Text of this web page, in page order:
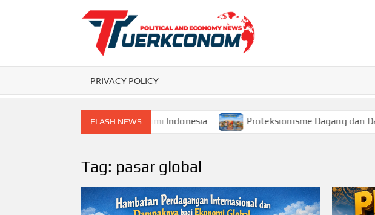
PRIVACY POLICY
FLASH NEWS
Pembangunan Ekonomi Indonesia Proteksionisme Dagang dan Dampaknya
Tag: pasar global